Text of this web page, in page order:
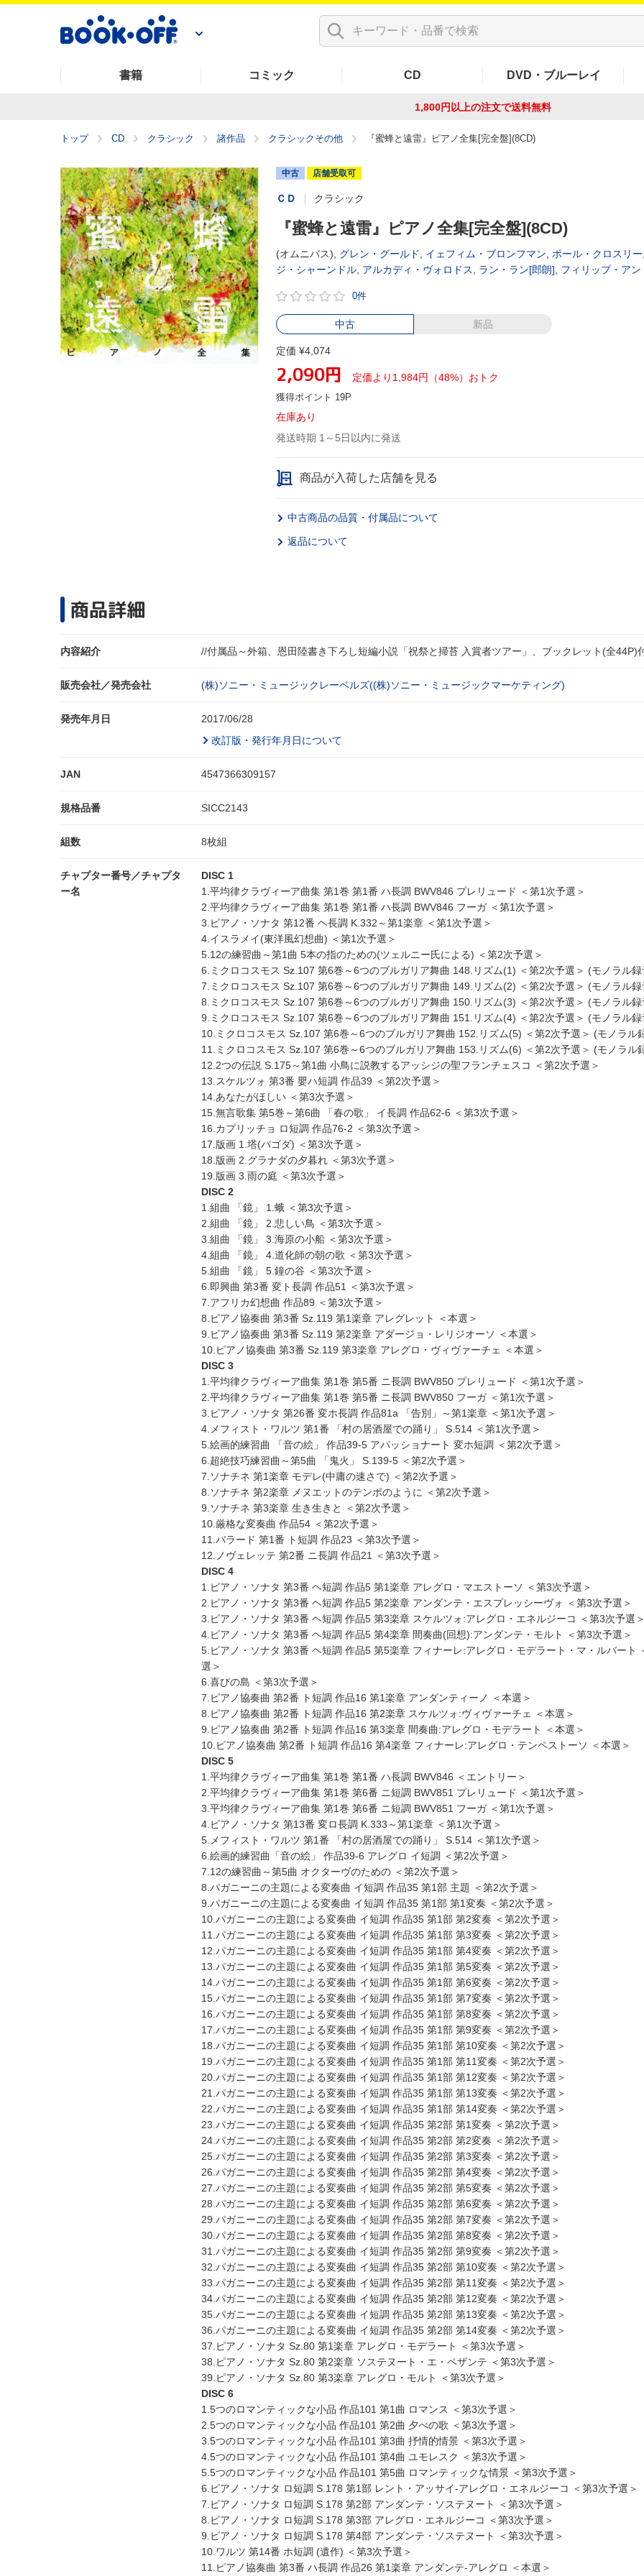
書籍 コミック CD DVD・ブルーレイ
1,800円以上の注文で送料無料
トップ CD クラシック 諸作品 クラシックその他 『蜜蜂と遠雷』ピアノ全集[完全盤](8CD)
中古 店舗受取可
ＣＤ クラシック
『蜜蜂と遠雷』ピアノ全集[完全盤](8CD)
(オムニバス), グレン・グールド イェフィム・ブロンフマン ポール・クロスリー
ジ・シャーンドル, アルカディ・ヴォロドス ラン・ラン[郎朗] フィリップ・アン
0件
中古 新品
定価 ¥4,074
2,090円 定価より1,984円（48%）おトク
獲得ポイント 19P
在庫あり
発送時期 1～5日以内に発送
商品が入荷した店舗を見る
中古商品の品質・付属品について
返品について
商品詳細
内容紹介 //付属品～外箱、恩田陸書き下ろし短編小説「祝祭と掃苔 入賞者ツアー」、ブックレット(全44P)
販売会社／発売会社 (株)ソニー・ミュージックレーベルズ((株)ソニー・ミュージックマーケティング)
発売年月日
2017/06/28
改訂版・発行年月日について
JAN 4547366309157
規格品番 SICC2143
組数 8枚組
チャプター番号／チャプタ
ー名
DISC 1
1.平均律クラヴィーア曲集 第1巻 第1番 ハ長調 BWV846 プレリュード ＜第1次予選＞
2.平均律クラヴィーア曲集 第1巻 第1番 ハ長調 BWV846 フーガ ＜第1次予選＞
3.ピアノ・ソナタ 第12番 ヘ長調 K.332～第1楽章 ＜第1次予選＞
4.イスラメイ(東洋風幻想曲) ＜第1次予選＞
5.12の練習曲～第1曲 5本の指のための(ツェルニー氏による) ＜第2次予選＞
6.ミクロコスモス Sz.107 第6巻～6つのブルガリア舞曲 148.リズム(1) ＜第2次予選＞ (モノラル録
7.ミクロコスモス Sz.107 第6巻～6つのブルガリア舞曲 149.リズム(2) ＜第2次予選＞ (モノラル録
8.ミクロコスモス Sz.107 第6巻～6つのブルガリア舞曲 150.リズム(3) ＜第2次予選＞ (モノラル録
9.ミクロコスモス Sz.107 第6巻～6つのブルガリア舞曲 151.リズム(4) ＜第2次予選＞ (モノラル録
10.ミクロコスモス Sz.107 第6巻～6つのブルガリア舞曲 152.リズム(5) ＜第2次予選＞ (モノラル
11.ミクロコスモス Sz.107 第6巻～6つのブルガリア舞曲 153.リズム(6) ＜第2次予選＞ (モノラル
12.2つの伝説 S.175～第1曲 小鳥に説教するアッシジの聖フランチェスコ ＜第2次予選＞
13.スケルツォ 第3番 嬰ハ短調 作品39 ＜第2次予選＞
14.あなたがほしい ＜第3次予選＞
15.無言歌集 第5巻～第6曲 「春の歌」 イ長調 作品62-6 ＜第3次予選＞
16.カプリッチョ ロ短調 作品76-2 ＜第3次予選＞
17.版画 1.塔(パゴダ) ＜第3次予選＞
18.版画 2.グラナダの夕暮れ ＜第3次予選＞
19.版画 3.雨の庭 ＜第3次予選＞
DISC 2
1.組曲 「鏡」 1.蛾 ＜第3次予選＞
2.組曲 「鏡」 2.悲しい鳥 ＜第3次予選＞
3.組曲 「鏡」 3.海原の小船 ＜第3次予選＞
4.組曲 「鏡」 4.道化師の朝の歌 ＜第3次予選＞
5.組曲 「鏡」 5.鐘の谷 ＜第3次予選＞
6.即興曲 第3番 変ト長調 作品51 ＜第3次予選＞
7.アフリカ幻想曲 作品89 ＜第3次予選＞
8.ピアノ協奏曲 第3番 Sz.119 第1楽章 アレグレット ＜本選＞
9.ピアノ協奏曲 第3番 Sz.119 第2楽章 アダージョ・レリジオーソ ＜本選＞
10.ピアノ協奏曲 第3番 Sz.119 第3楽章 アレグロ・ヴィヴァーチェ ＜本選＞
DISC 3
1.平均律クラヴィーア曲集 第1巻 第5番 ニ長調 BWV850 プレリュード ＜第1次予選＞
2.平均律クラヴィーア曲集 第1巻 第5番 ニ長調 BWV850 フーガ ＜第1次予選＞
3.ピアノ・ソナタ 第26番 変ホ長調 作品81a 「告別」～第1楽章 ＜第1次予選＞
4.メフィスト・ワルツ 第1番 「村の居酒屋での踊り」 S.514 ＜第1次予選＞
5.絵画的練習曲 「音の絵」 作品39-5 アパッショナート 変ホ短調 ＜第2次予選＞
6.超絶技巧練習曲～第5曲 「鬼火」 S.139-5 ＜第2次予選＞
7.ソナチネ 第1楽章 モデレ(中庸の速さで) ＜第2次予選＞
8.ソナチネ 第2楽章 メヌエットのテンポのように ＜第2次予選＞
9.ソナチネ 第3楽章 生き生きと ＜第2次予選＞
10.厳格な変奏曲 作品54 ＜第2次予選＞
11.バラード 第1番 ト短調 作品23 ＜第3次予選＞
12.ノヴェレッテ 第2番 ニ長調 作品21 ＜第3次予選＞
DISC 4
1.ピアノ・ソナタ 第3番 ヘ短調 作品5 第1楽章 アレグロ・マエストーソ ＜第3次予選＞
2.ピアノ・ソナタ 第3番 ヘ短調 作品5 第2楽章 アンダンテ・エスプレッシーヴォ ＜第3次予選＞
3.ピアノ・ソナタ 第3番 ヘ短調 作品5 第3楽章 スケルツォ:アレグロ・エネルジーコ ＜第3次予選＞
4.ピアノ・ソナタ 第3番 ヘ短調 作品5 第4楽章 間奏曲(回想):アンダンテ・モルト ＜第3次予選＞
5.ピアノ・ソナタ 第3番 ヘ短調 作品5 第5楽章 フィナーレ:アレグロ・モデラート・マ・ルバート
選＞
6.喜びの島 ＜第3次予選＞
7.ピアノ協奏曲 第2番 ト短調 作品16 第1楽章 アンダンティーノ ＜本選＞
8.ピアノ協奏曲 第2番 ト短調 作品16 第2楽章 スケルツォ:ヴィヴァーチェ ＜本選＞
9.ピアノ協奏曲 第2番 ト短調 作品16 第3楽章 間奏曲:アレグロ・モデラート ＜本選＞
10.ピアノ協奏曲 第2番 ト短調 作品16 第4楽章 フィナーレ:アレグロ・テンペストーソ ＜本選＞
DISC 5
1.平均律クラヴィーア曲集 第1巻 第1番 ハ長調 BWV846 ＜エントリー＞
2.平均律クラヴィーア曲集 第1巻 第6番 ニ短調 BWV851 プレリュード ＜第1次予選＞
3.平均律クラヴィーア曲集 第1巻 第6番 ニ短調 BWV851 フーガ ＜第1次予選＞
4.ピアノ・ソナタ 第13番 変ロ長調 K.333～第1楽章 ＜第1次予選＞
5.メフィスト・ワルツ 第1番 「村の居酒屋での踊り」 S.514 ＜第1次予選＞
6.絵画的練習曲「音の絵」 作品39-6 アレグロ イ短調 ＜第2次予選＞
7.12の練習曲～第5曲 オクターヴのための ＜第2次予選＞
8.パガニーニの主題による変奏曲 イ短調 作品35 第1部 主題 ＜第2次予選＞
9.パガニーニの主題による変奏曲 イ短調 作品35 第1部 第1変奏 ＜第2次予選＞
10.パガニーニの主題による変奏曲 イ短調 作品35 第1部 第2変奏 ＜第2次予選＞
11.パガニーニの主題による変奏曲 イ短調 作品35 第1部 第3変奏 ＜第2次予選＞
12.パガニーニの主題による変奏曲 イ短調 作品35 第1部 第4変奏 ＜第2次予選＞
13.パガニーニの主題による変奏曲 イ短調 作品35 第1部 第5変奏 ＜第2次予選＞
14.パガニーニの主題による変奏曲 イ短調 作品35 第1部 第6変奏 ＜第2次予選＞
15.パガニーニの主題による変奏曲 イ短調 作品35 第1部 第7変奏 ＜第2次予選＞
16.パガニーニの主題による変奏曲 イ短調 作品35 第1部 第8変奏 ＜第2次予選＞
17.パガニーニの主題による変奏曲 イ短調 作品35 第1部 第9変奏 ＜第2次予選＞
18.パガニーニの主題による変奏曲 イ短調 作品35 第1部 第10変奏 ＜第2次予選＞
19.パガニーニの主題による変奏曲 イ短調 作品35 第1部 第11変奏 ＜第2次予選＞
20.パガニーニの主題による変奏曲 イ短調 作品35 第1部 第12変奏 ＜第2次予選＞
21.パガニーニの主題による変奏曲 イ短調 作品35 第1部 第13変奏 ＜第2次予選＞
22.パガニーニの主題による変奏曲 イ短調 作品35 第1部 第14変奏 ＜第2次予選＞
23.パガニーニの主題による変奏曲 イ短調 作品35 第2部 第1変奏 ＜第2次予選＞
24.パガニーニの主題による変奏曲 イ短調 作品35 第2部 第2変奏 ＜第2次予選＞
25.パガニーニの主題による変奏曲 イ短調 作品35 第2部 第3変奏 ＜第2次予選＞
26.パガニーニの主題による変奏曲 イ短調 作品35 第2部 第4変奏 ＜第2次予選＞
27.パガニーニの主題による変奏曲 イ短調 作品35 第2部 第5変奏 ＜第2次予選＞
28.パガニーニの主題による変奏曲 イ短調 作品35 第2部 第6変奏 ＜第2次予選＞
29.パガニーニの主題による変奏曲 イ短調 作品35 第2部 第7変奏 ＜第2次予選＞
30.パガニーニの主題による変奏曲 イ短調 作品35 第2部 第8変奏 ＜第2次予選＞
31.パガニーニの主題による変奏曲 イ短調 作品35 第2部 第9変奏 ＜第2次予選＞
32.パガニーニの主題による変奏曲 イ短調 作品35 第2部 第10変奏 ＜第2次予選＞
33.パガニーニの主題による変奏曲 イ短調 作品35 第2部 第11変奏 ＜第2次予選＞
34.パガニーニの主題による変奏曲 イ短調 作品35 第2部 第12変奏 ＜第2次予選＞
35.パガニーニの主題による変奏曲 イ短調 作品35 第2部 第13変奏 ＜第2次予選＞
36.パガニーニの主題による変奏曲 イ短調 作品35 第2部 第14変奏 ＜第2次予選＞
37.ピアノ・ソナタ Sz.80 第1楽章 アレグロ・モデラート ＜第3次予選＞
38.ピアノ・ソナタ Sz.80 第2楽章 ソステヌート・エ・ペザンテ ＜第3次予選＞
39.ピアノ・ソナタ Sz.80 第3楽章 アレグロ・モルト ＜第3次予選＞
DISC 6
1.5つのロマンティックな小品 作品101 第1曲 ロマンス ＜第3次予選＞
2.5つのロマンティックな小品 作品101 第2曲 夕べの歌 ＜第3次予選＞
3.5つのロマンティックな小品 作品101 第3曲 抒情的情景 ＜第3次予選＞
4.5つのロマンティックな小品 作品101 第4曲 ユモレスク ＜第3次予選＞
5.5つのロマンティックな小品 作品101 第5曲 ロマンティックな情景 ＜第3次予選＞
6.ピアノ・ソナタ ロ短調 S.178 第1部 レント・アッサイ-アレグロ・エネルジーコ ＜第3次予選＞
7.ピアノ・ソナタ ロ短調 S.178 第2部 アンダンテ・ソステヌート ＜第3次予選＞
8.ピアノ・ソナタ ロ短調 S.178 第3部 アレグロ・エネルジーコ ＜第3次予選＞
9.ピアノ・ソナタ ロ短調 S.178 第4部 アンダンテ・ソステヌート ＜第3次予選＞
10.ワルツ 第14番 ホ短調 (遺作) ＜第3次予選＞
11.ピアノ協奏曲 第3番 ハ長調 作品26 第1楽章 アンダンテ-アレグロ ＜本選＞